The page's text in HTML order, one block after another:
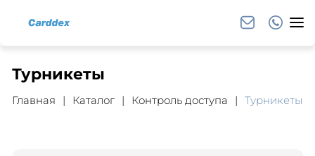
Турникеты
Главная Каталог Контроль доступа Турникеты